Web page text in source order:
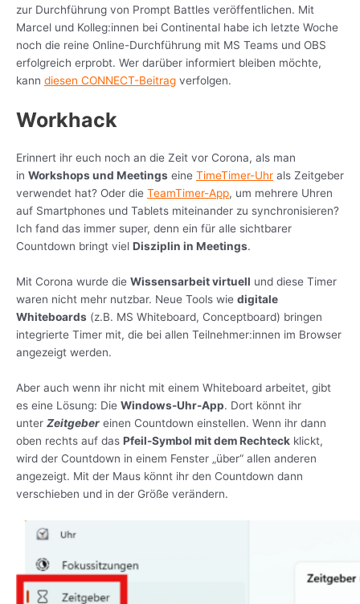
zur Durchführung von Prompt Battles veröffentlichen. Mit
Marcel und Kolleg:innen bei Continental habe ich letzte Woche
noch die reine Online-Durchführung mit MS Teams und OBS
erfolgreich erprobt. Wer darüber informiert bleiben möchte,
kann diesen CONNECT-Beitrag verfolgen.
Workhack
Erinnert ihr euch noch an die Zeit vor Corona, als man
in Workshops und Meetings eine TimeTimer-Uhr als Zeitgeber
verwendet hat? Oder die TeamTimer-App, um mehrere Uhren
auf Smartphones und Tablets miteinander zu synchronisieren?
Ich fand das immer super, denn ein für alle sichtbarer
Countdown bringt viel Disziplin in Meetings.
Mit Corona wurde die Wissensarbeit virtuell und diese Timer
waren nicht mehr nutzbar. Neue Tools wie digitale
Whiteboards (z.B. MS Whiteboard, Conceptboard) bringen
integrierte Timer mit, die bei allen Teilnehmer:innen im Browser
angezeigt werden.
Aber auch wenn ihr nicht mit einem Whiteboard arbeitet, gibt
es eine Lösung: Die Windows-Uhr-App. Dort könnt ihr
unter Zeitgeber einen Countdown einstellen. Wenn ihr dann
oben rechts auf das Pfeil-Symbol mit dem Rechteck klickt,
wird der Countdown in einem Fenster „über“ allen anderen
angezeigt. Mit der Maus könnt ihr den Countdown dann
verschieben und in der Größe verändern.